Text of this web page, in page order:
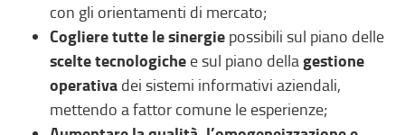
con gli orientamenti di mercato;
Cogliere tutte le sinergie possibili sul piano delle
scelte tecnologiche e sul piano dellagestione
operativa dei sistemi informativi aziendali,
mettendo a fattor comune le esperienze;